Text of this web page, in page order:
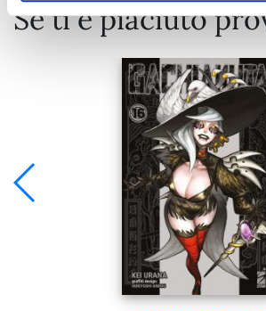
Se ti è piaciuto